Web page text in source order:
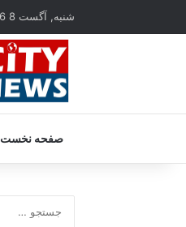
شنبه, آگست 8 2026
صفحه نخست